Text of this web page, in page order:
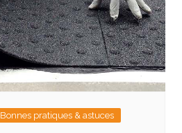
Bonnes pratiques & astuces